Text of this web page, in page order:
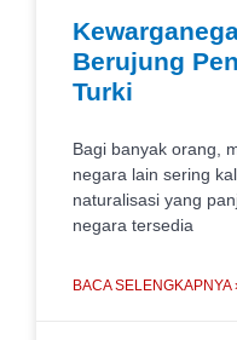
Berujung
Turki
Bagi banyak orang,
negara lain sering
naturalisasi yang
negara tersedia
BACA SELENGKAPNYA